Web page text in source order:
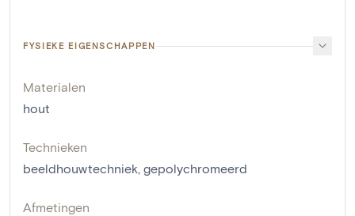
FYSIEKE EIGENSCHAPPEN
Materialen
hout
Technieken
beeldhouwtechniek, gepolychromeerd
Afmetingen